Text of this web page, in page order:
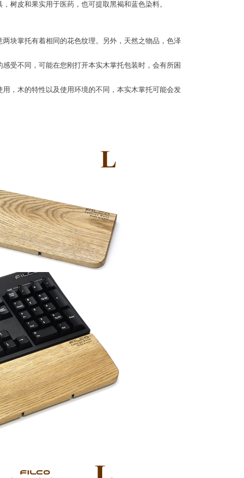
树皮和果实用于医药，也可提取黑褐和蓝色染料。
块掌托有着相同的花色纹理。另外，天然之物品，色泽
受不同，可能在您刚打开本实木掌托包装时，会有所困
，木的特性以及使用环境的不同，本实木掌托可能会发